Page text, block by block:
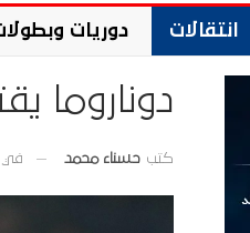
انتقالات دوريات
دوناروما
كتب حسناء محمد في